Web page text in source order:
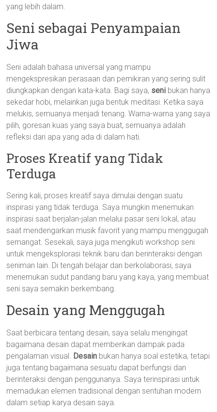
yang lebih dalam.
Seni sebagai Penyampaian
Jiwa
Seni adalah bahasa universal yang mampu
mengekspresikan perasaan dan pemikiran yang sering sulit
diungkapkan dengan kata-kata. Bagi saya, seni bukan hanya
sekedar hobi, melainkan juga bentuk meditasi. Ketika saya
melukis, semuanya menjadi tenang. Warna-warna yang saya
pilih, goresan kuas yang saya buat, semuanya adalah
refleksi dari apa yang ada di dalam hati.
Proses Kreatif yang Tidak
Terduga
Sering kali, proses kreatif saya dimulai dengan suatu
inspirasi yang tidak terduga. Saya mungkin menemukan
inspirasi saat berjalan-jalan melalui pasar seni lokal, atau
saat mendengarkan musik favorit yang mampu menggugah
semangat. Sesekali, saya juga mengikuti workshop seni
untuk mengeksplorasi teknik baru dan berinteraksi dengan
seniman lain. Di tengah belajar dan berkolaborasi, saya
menemukan sudut pandang baru yang kaya, yang membuat
seni saya semakin berkembang.
Desain yang Menggugah
Saat berbicara tentang desain, saya selalu mengingat
bagaimana desain dapat memberikan dampak pada
pengalaman visual. Desain bukan hanya soal estetika, tetapi
juga tentang bagaimana sesuatu dapat berfungsi dan
berinteraksi dengan penggunanya. Saya terinspirasi untuk
memadukan elemen tradisional dengan sentuhan modern
dalam setiap karya desain saya.